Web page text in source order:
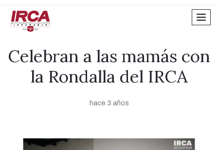
Celebran a las mamás con
la Rondalla del IRCA
hace 3 años